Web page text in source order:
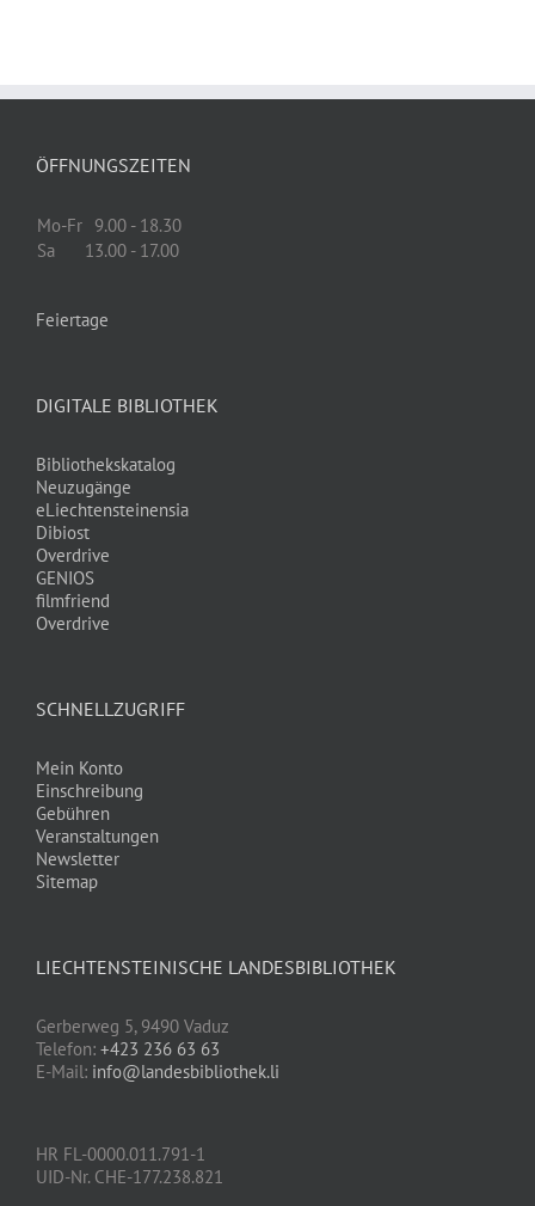
ÖFFNUNGSZEITEN
Mo-Fr 9.00 - 18.30
Sa
13.00 - 17.00
Feiertage
DIGITALE BIBLIOTHEK
Bibliothekskatalog
Neuzugänge
eLiechtensteinensia
Dibiost
Overdrive
GENIOS
filmfriend
Overdrive
SCHNELLZUGRIFF
Mein Konto
Einschreibung
Gebühren
Veranstaltungen
Newsletter
Sitemap
LIECHTENSTEINISCHE LANDESBIBLIOTHEK
Gerberweg 5, 9490 Vaduz
Telefon: +423 236 63 63
E-Mail: info@landesbibliothek.li
HR FL-0000.011.791-1
UID-Nr. CHE-177.238.821